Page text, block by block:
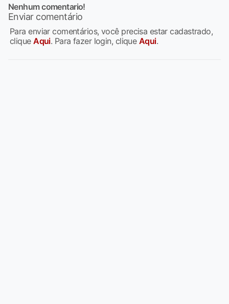
Nenhum comentario!
Enviar comentário
Para enviar comentários, você precisa estar cadastrado,
cliqueAqui. Para fazer login, clique Aqui.